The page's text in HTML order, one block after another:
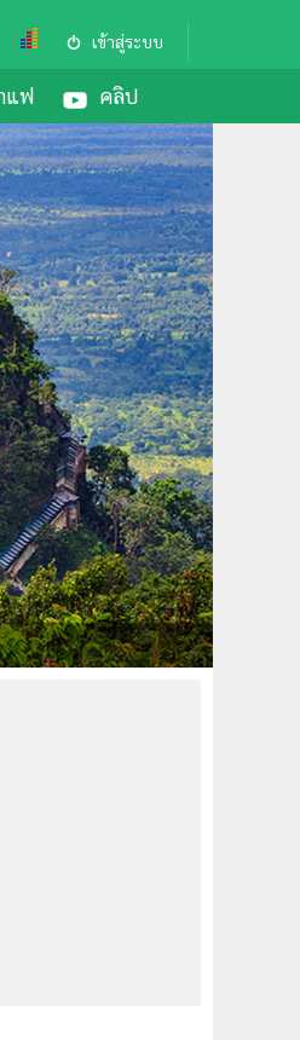
เข้าสู่ระบบ
แฟ คลิป